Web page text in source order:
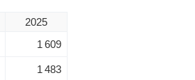
2025
1 609
1 483